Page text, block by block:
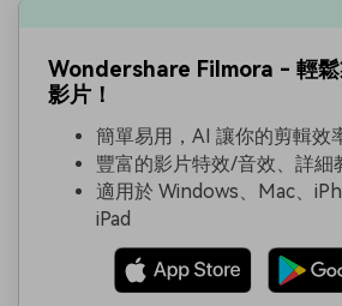
Wondershare Filmora - 輕鬆
影片！
簡單易用，AI 讓你的剪輯效
豐富的影片特效/音效、詳細
適用於 Windows、Mac、
iPad